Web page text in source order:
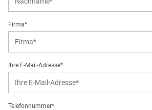
Firma*
Ihre E-Mail-Adresse*
Telefonnummer*